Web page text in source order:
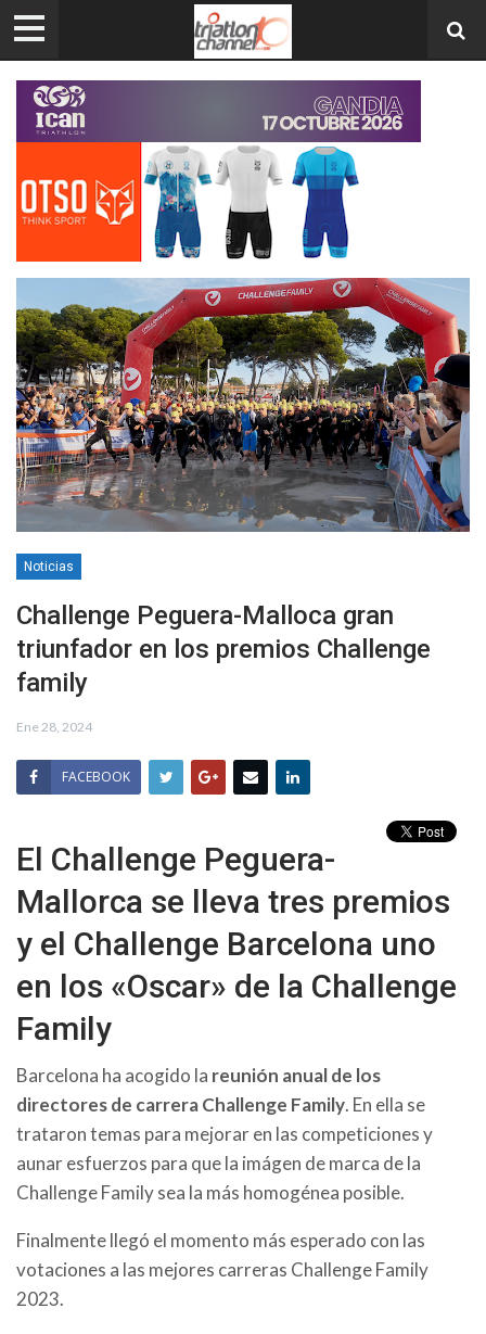
Noticias
Challenge Peguera-Malloca gran
triunfador en los premios Challenge
family
Ene 28, 2024
FACEBOOK
El Challenge Peguera-
Mallorca se lleva tres premios
y el Challenge Barcelona uno
en los «Oscar» de la Challenge
Family
Barcelona ha acogido la reunión anual de los
directores de carrera Challenge Family. En ella se
trataron temas para mejorar en las competiciones y
aunar esfuerzos para que la imágen de marca de la
Challenge Family sea la más homogénea posible.
Finalmente llegó el momento más esperado con las
votaciones a las mejores carreras Challenge Family
2023.